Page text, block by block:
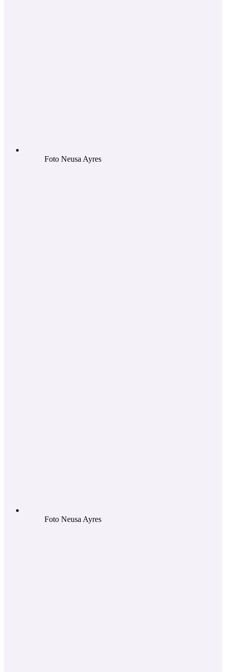
Foto Neusa Ayres
Foto Neusa Ayres